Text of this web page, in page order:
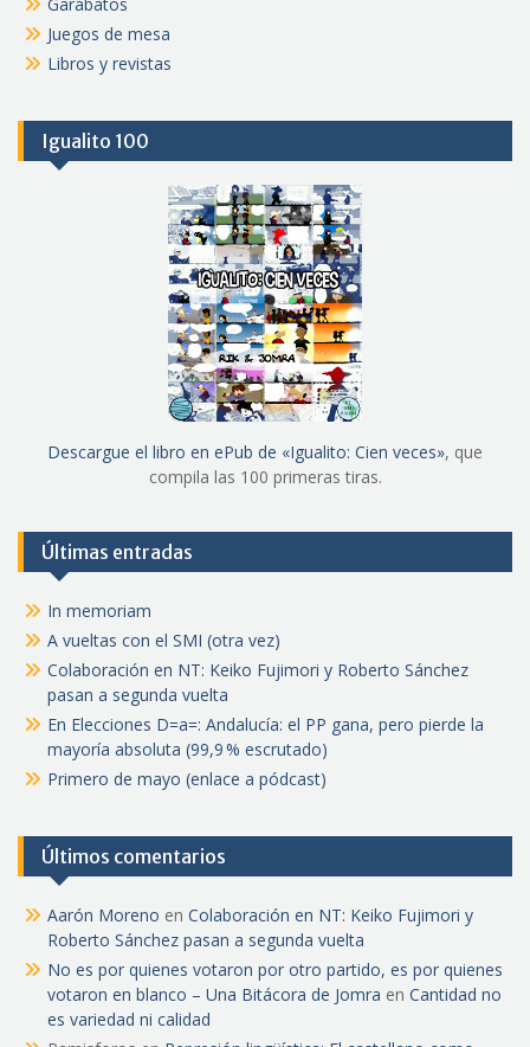
Juegos de mesa
Libros y revistas
Igualito 100
Descargue el libro en ePub de «Igualito: Cien veces», que
compila las 100 primeras tiras.
Últimas entradas
In memoriam
A vueltas con el SMI (otra vez)
Colaboración en NT: Keiko Fujimori y Roberto Sánchez
pasan a segunda vuelta
En Elecciones D=a=: Andalucía: el PP gana, pero pierde la
mayoría absoluta (99,9 % escrutado)
Primero de mayo (enlace a pódcast)
Últimos comentarios
Aarón Moreno en Colaboración en NT: Keiko Fujimori y
Roberto Sánchez pasan a segunda vuelta
No es por quienes votaron por otro partido, es por quienes
votaron en blanco – Una Bitácora de Jomra en Cantidad no
es variedad ni calidad